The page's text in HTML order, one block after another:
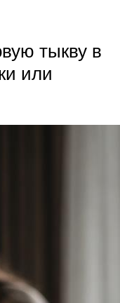
тыкву в
или